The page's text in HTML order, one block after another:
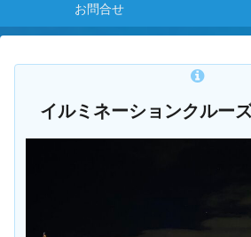
お問合せ
イルミネーションクルー